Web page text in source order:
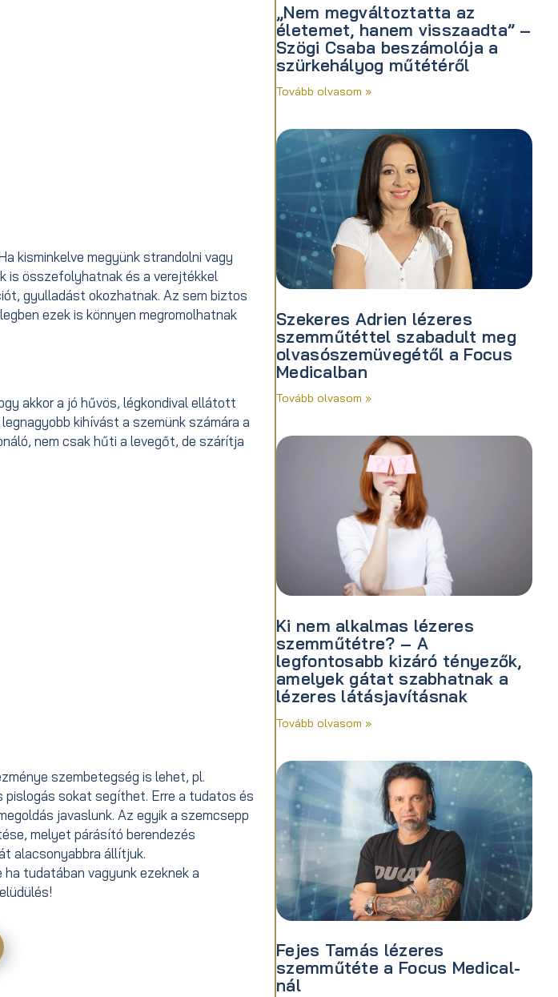
kisminkelve megyünk strandolni vagy
is összefolyhatnak és a verejtékkel
gyulladást okozhatnak. Az sem biztos
ezek is könnyen megromolhatnak
akkor a jó hűvös, légkondival ellátott
kihívást a szemünk számára a
nem csak hűti a levegőt, de szárítja
szembetegség is lehet, pl.
sokat segíthet. Erre a tudatos és
javaslunk. Az egyik a szemcsepp
melyet párásító berendezés
alacsonyabbra állítjuk.
tudatában vagyunk ezeknek a
„Nem megváltoztatta az
életemet, hanem visszaadta” –
Szögi Csaba beszámolója a
szürkehályog műtétéről
Tovább olvasom »
Szekeres Adrien lézeres
szemműtéttel szabadult meg
olvasószemüvegétől a Focus
Medicalban
Tovább olvasom »
Ki nem alkalmas lézeres
szemműtétre? – A
legfontosabb kizáró tényezők,
amelyek gátat szabhatnak a
lézeres látásjavításnak
Tovább olvasom »
Fejes Tamás lézeres
szemműtéte a Focus Medical-
nál